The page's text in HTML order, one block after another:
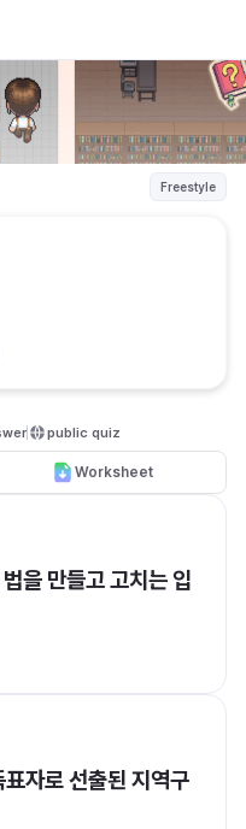
Freestyle
public quiz
Worksheet
을 만들고 고치는 입
자로 선출된 지역구